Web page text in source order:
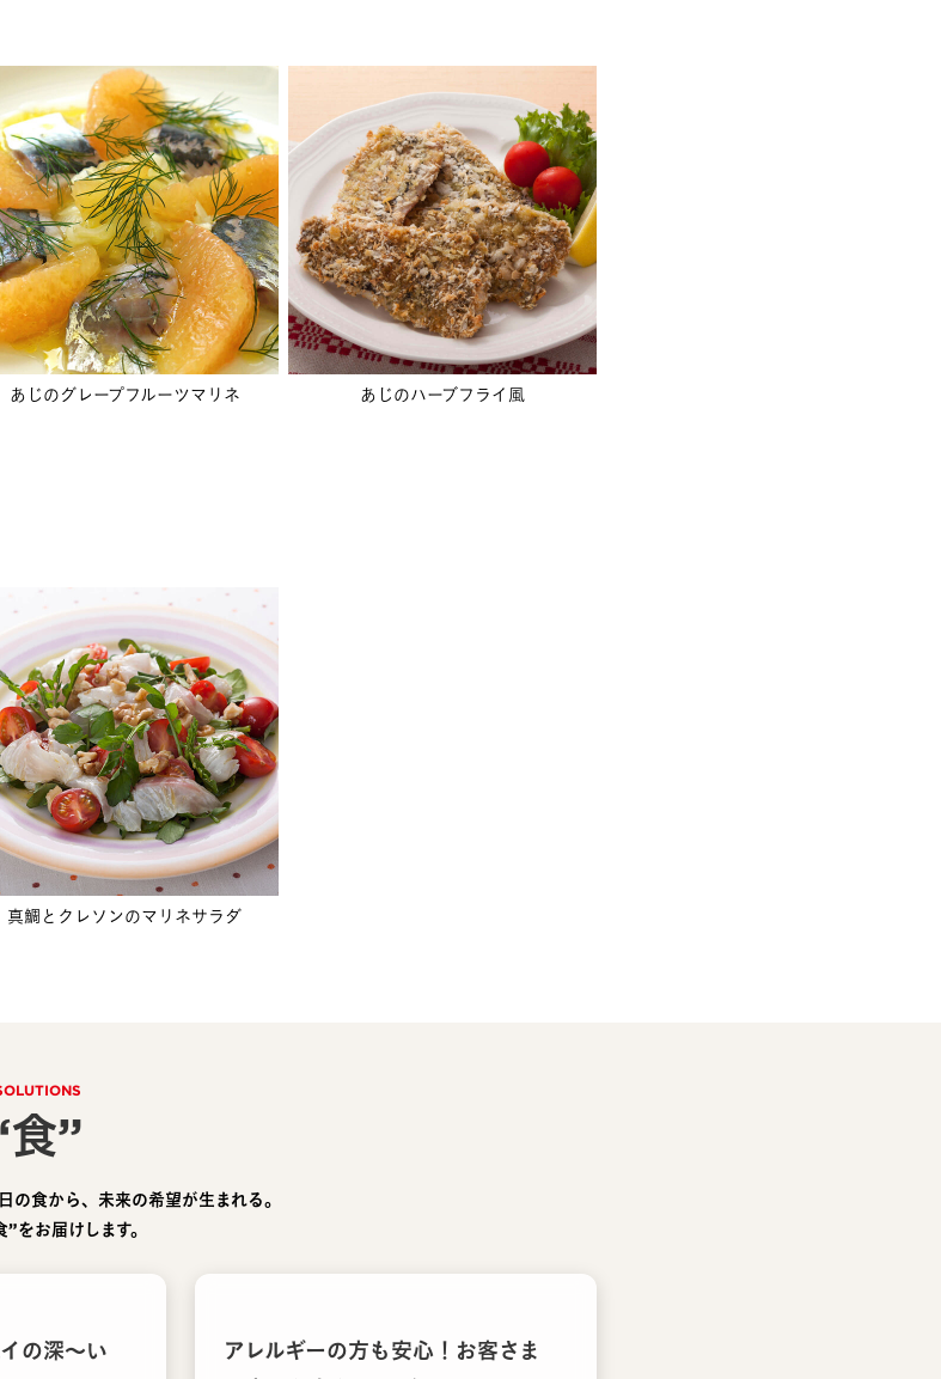
あじのグレープフルーツマリネ あじのハーブフライ風
真鯛とクレソンのマリネサラダ
”
の食から、未来の希望が生まれる。
をお届けします。
の深〜い
アレルギーの方も安心！お客さま